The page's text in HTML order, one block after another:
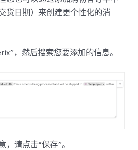
货日期）来创建更个性化的消
，然后搜索您要添加的信息。
请点击“保存”。